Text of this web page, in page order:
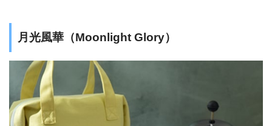
月光風華（Moonlight Glory）